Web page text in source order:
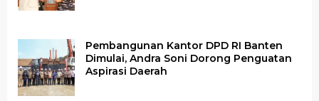
Pembangunan Kantor DPD RI Banten
Dimulai, Andra Soni Dorong Penguatan
Aspirasi Daerah